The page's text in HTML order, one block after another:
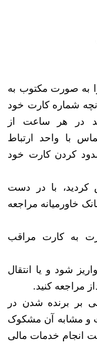
به صورت مکتوب به
شماره کارت خود
در هر ساعت از
با واحد ارتباط
کردن کارت خود
کردید، با در دست
خاورمیانه مراجعه
به کارت مراقب
شود و یا انتقال
مراجعه کنید.
بر برنده شدن در
و مشابه آن مشکوک
انجام خدمات مالی